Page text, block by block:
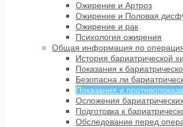
Ожирение и Артроз
Ожирение и Половая
Ожирение и рак
Психология ожирения
Общая информация по
История бариатрической
Показания к
Безопасна ли
Показания и
Осложения
Подготовка к
Обследование перед